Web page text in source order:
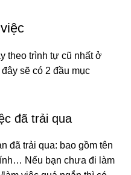
theo trình tự cũ nhất ở
sẽ có 2 đầu mục
đã trải qua
đã trải qua: bao gồm tên
Nếu bạn chưa đi làm